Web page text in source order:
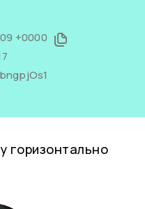
+0000
горизонтально